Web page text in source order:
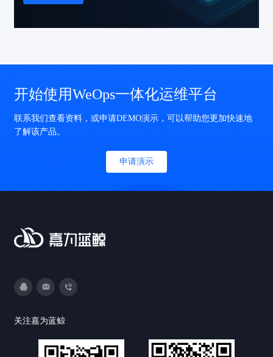
开始使用WeOps一体化运维平台
联系我们查看资料，或申请DEMO演示，可以帮助您更加快速地
了解该产品。
申请演示
关注嘉为蓝鲸